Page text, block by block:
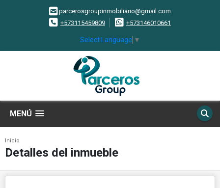
parcerosgroupinmobiliario@gmail.com
+573115459809
+573146010661
Select Language ▼
MENÚ
Inicio
Detalles del inmueble